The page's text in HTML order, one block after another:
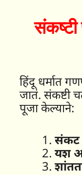
संकष्टी
हिंदू धर्मात
जातं. संकष्टी
पूजा केल्याने:
संकट
यश